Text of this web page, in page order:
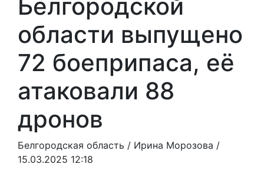
Белгородской
области выпущено
72 боеприпаса, её
атаковали 88
дронов
Белгородская область / Ирина Морозова /
15.03.2025 12:18